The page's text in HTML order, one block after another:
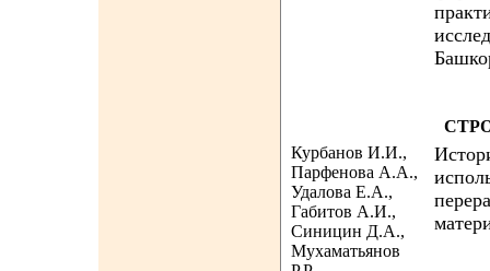
Курбанов И.И.,
Парфенова А.А.,
Удалова Е.А.,
Габитов А.И.,
Синицин Д.А.,
Мухаматьянов